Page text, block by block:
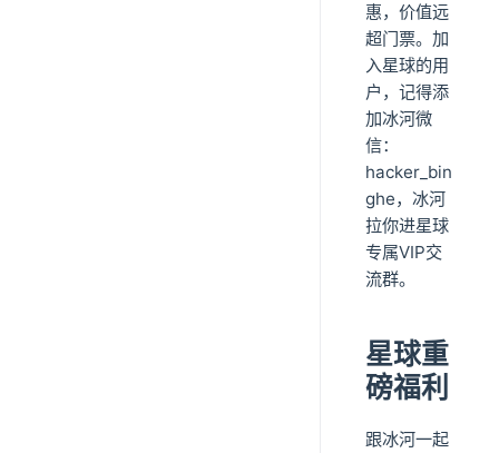
惠，价值远
超门票。加
入星球的用
户，记得添
加冰河微
信：
hacker_bin
ghe，冰河
拉你进星球
专属VIP交
流群。
星球重
磅福利
跟冰河一起